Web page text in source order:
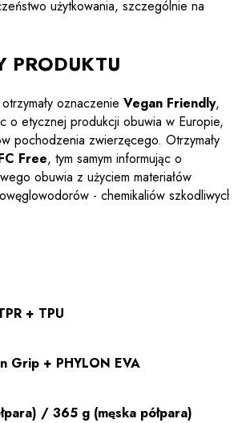
użytkowania, szczególnie na
PRODUKTU
otrzymały oznaczenie Vegan Friendly,
o etycznej produkcji obuwia w Europie,
pochodzenia zwierzęcego. Otrzymały
Free, tym samym informując o
obuwia z użyciem materiałów
- chemikaliów szkodliwych
+ TPU
Grip + PHYLON EVA
/ 365 g (męska półpara)